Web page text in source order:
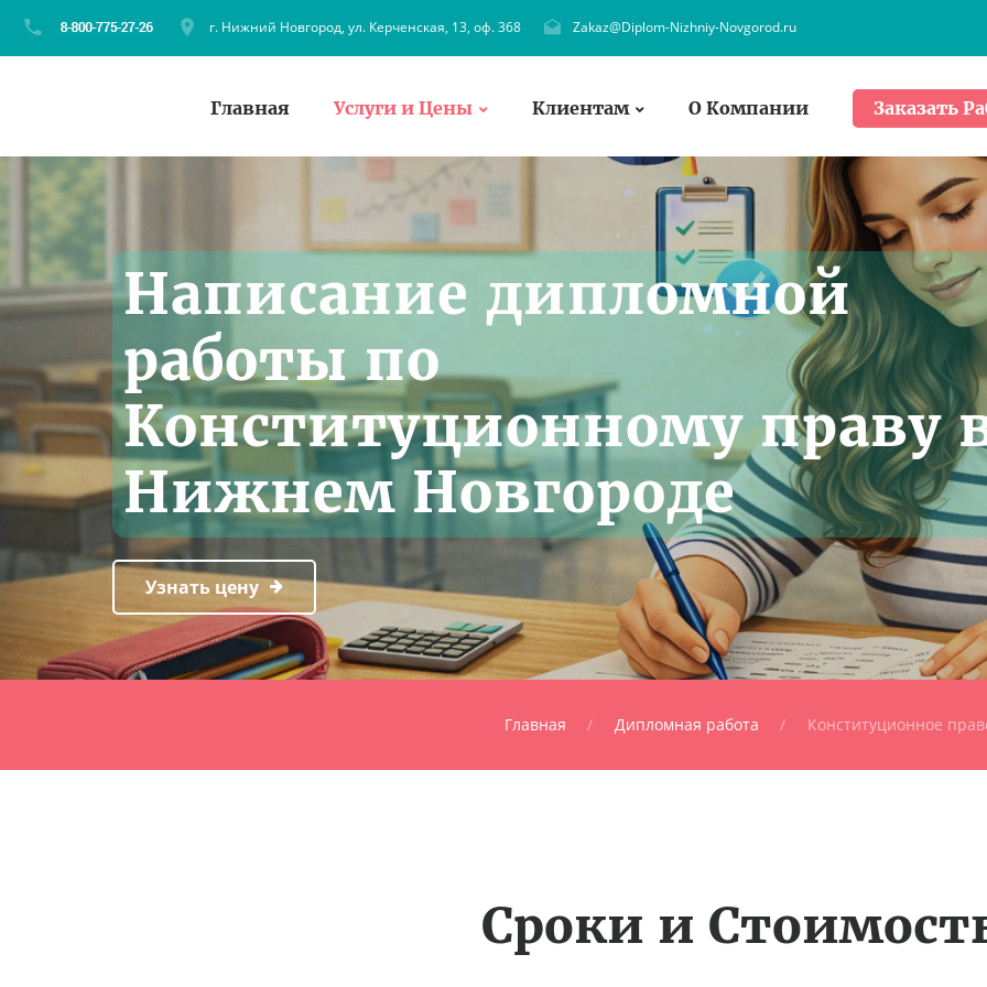
г. Нижний Новгород, ул. Керченская, 13, оф. 368 Zakaz@Diplom-Nizhniy-Novgorod.ru
Главная Услуги и Цены Клиентам О Компании Заказать
Написание дипломной
работы по
Конституционному праву
Нижнем Новгороде
Узнать цену
Главная Дипломная работа Конституционное
Сроки и